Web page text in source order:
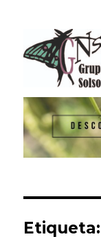
Grup de
Etiqueta: